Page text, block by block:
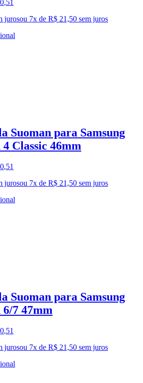
,51
jurosou 7x de R$ 21,50 sem juros
Suoman para Samsung
Classic 46mm
,51
jurosou 7x de R$ 21,50 sem juros
Suoman para Samsung
7 47mm
,51
jurosou 7x de R$ 21,50 sem juros